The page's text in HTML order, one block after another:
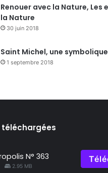
Renouer avec la Nature, Les
la Nature
30 juin 2018
Saint Michel, une
1 septembre 2018
téléchargées
N° 363
2.95 MB